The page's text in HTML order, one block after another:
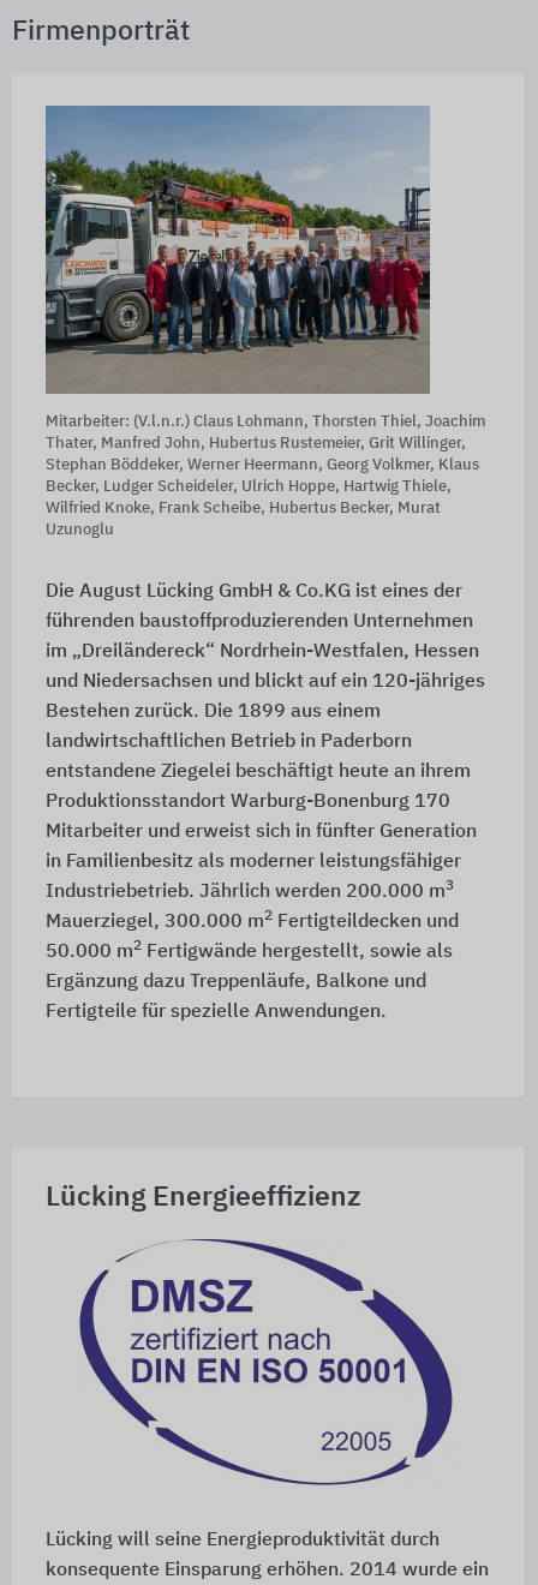
Firmenporträt
Mitarbeiter: (V.l.n.r.) Claus Lohmann, Thorsten Thiel, Joachim
Thater, Manfred John, Hubertus Rustemeier, Grit Willinger,
Stephan Böddeker, Werner Heermann, Georg Volkmer, Klaus
Becker, Ludger Scheideler, Ulrich Hoppe, Hartwig Thiele,
Wilfried Knoke, Frank Scheibe, Hubertus Becker, Murat
Uzunoglu
Die August Lücking GmbH & Co.KG ist eines der
führenden baustoffproduzierenden Unternehmen
im „Dreiländereck“ Nordrhein-Westfalen, Hessen
und Niedersachsen und blickt auf ein 120-jähriges
Bestehen zurück. Die 1899 aus einem
landwirtschaftlichen Betrieb in Paderborn
entstandene Ziegelei beschäftigt heute an ihrem
Produktionsstandort Warburg-Bonenburg 170
Mitarbeiter und erweist sich in fünfter Generation
in Familienbesitz als moderner leistungsfähiger
Industriebetrieb. Jährlich werden 200.000 m3
Mauerziegel, 300.000 m2Fertigteildecken und
50.000 m2Fertigwände hergestellt, sowie als
Ergänzung dazu Treppenläufe, Balkone und
Fertigteile für spezielle Anwendungen.
Lücking Energieeffizienz
Lücking will seine Energieproduktivität durch
konsequente Einsparung erhöhen. 2014 wurde ein